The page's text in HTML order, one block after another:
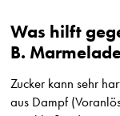
Was hilft
B.
Zucker kann sehr
aus Dampf